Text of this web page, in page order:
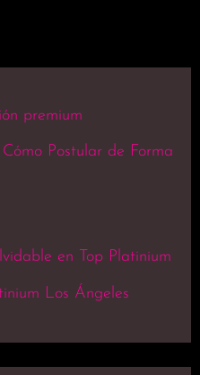
premium
Postular de Forma
en Top Platinium
Los Ángeles